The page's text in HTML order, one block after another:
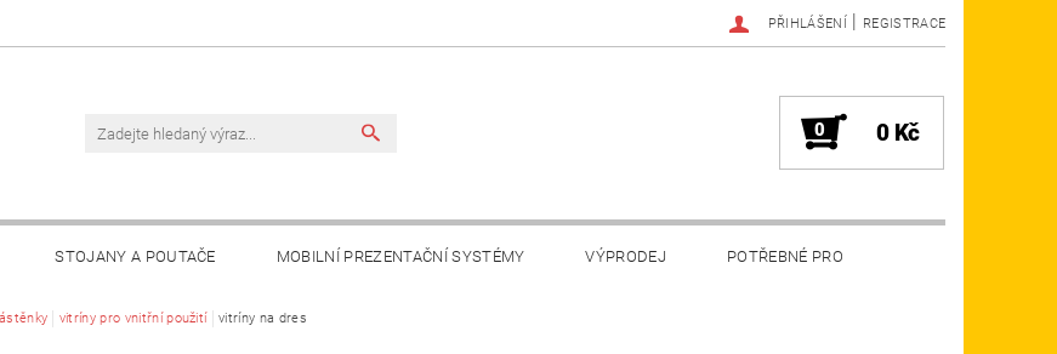
PŘIHLÁŠENÍ | REGISTRACE
0 0 Kč
STOJANY A POUTAČE MOBILNÍ PREZENTAČNÍ SYSTÉMY VÝPRODEJ POTŘEBNÉ PRO
vitríny pro vnitřní použití vitríny na dres